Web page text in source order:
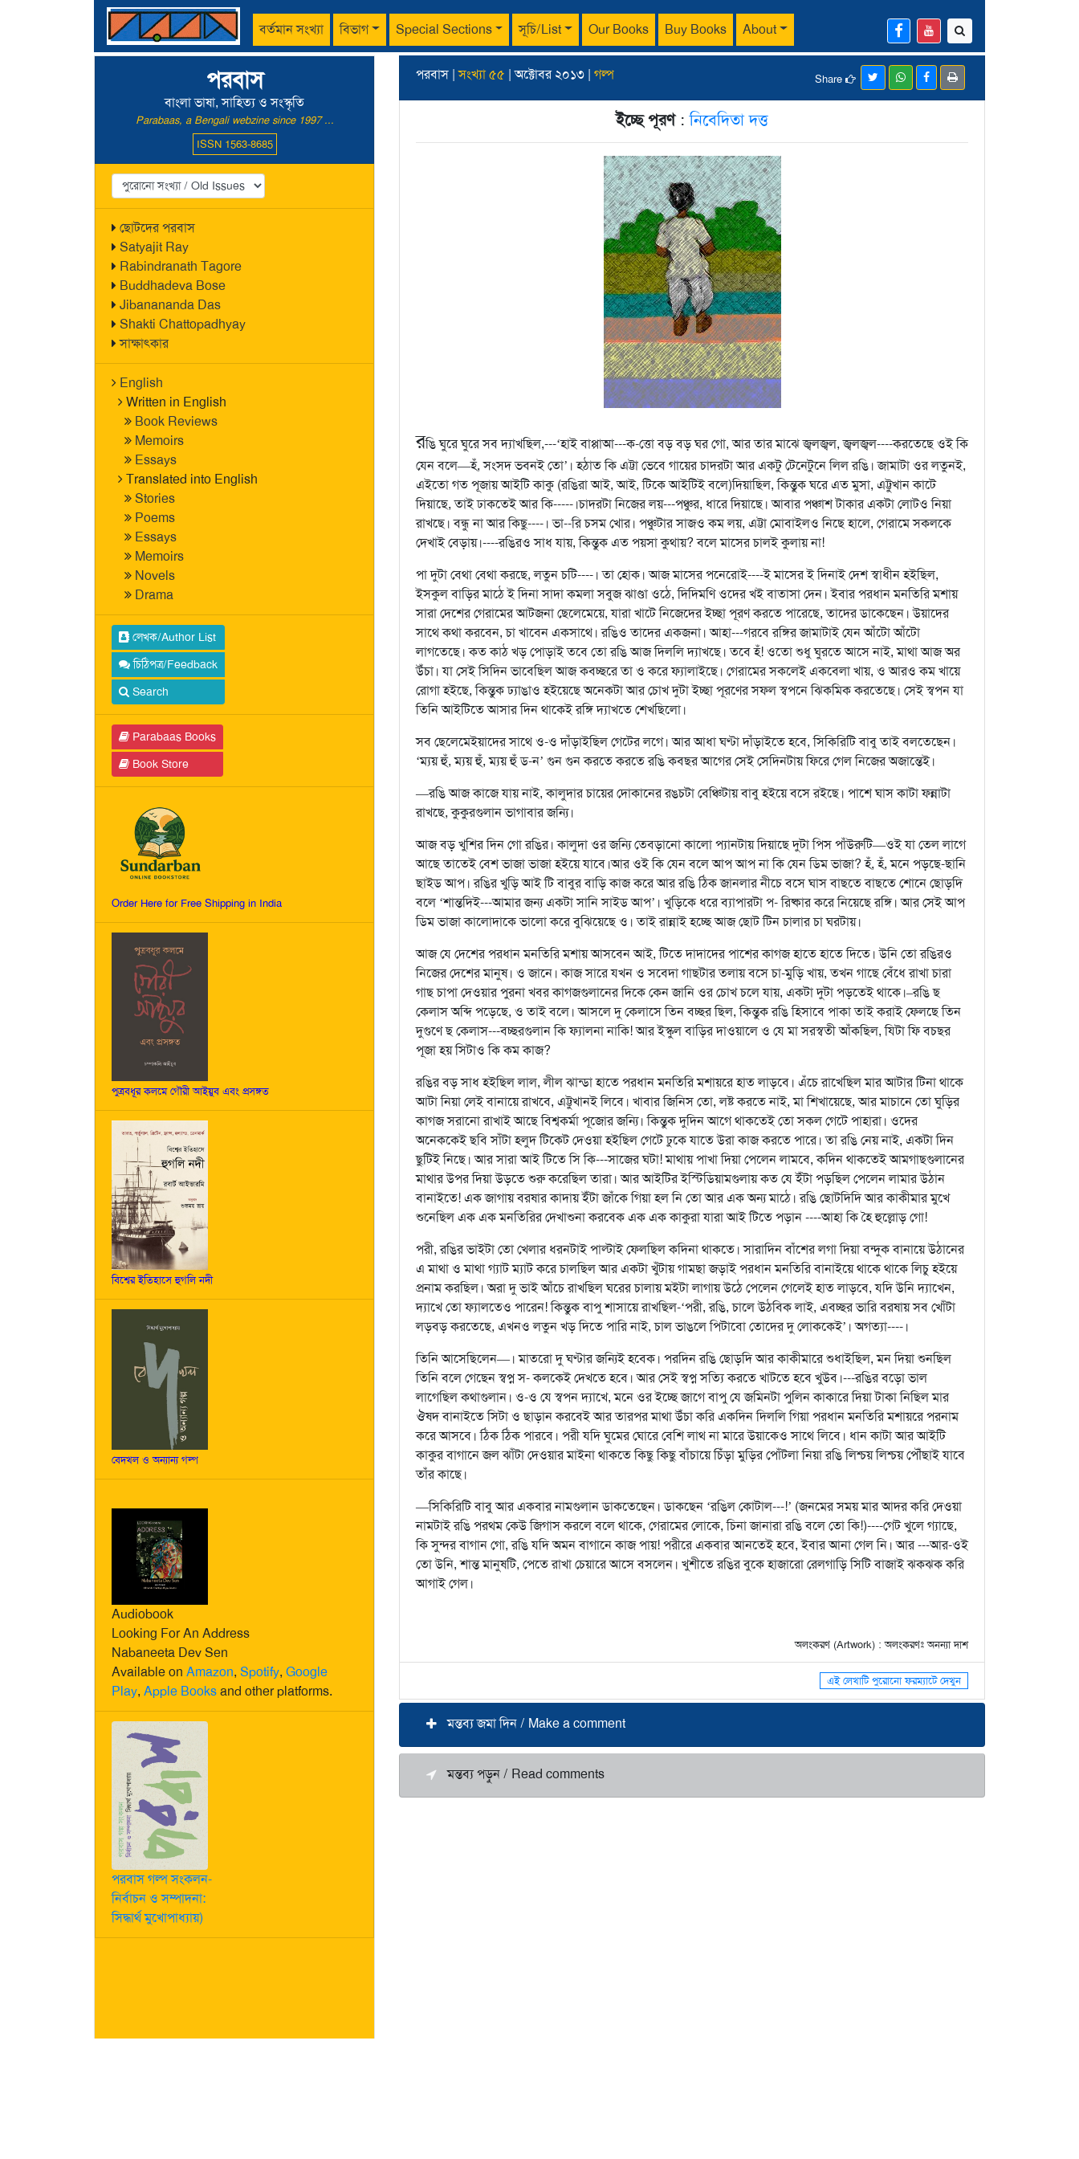
বর্তমান সংখ্যা বিভাগ Special Sections সূচি/List Our Books Buy Books About
পরবাস
বাংলা ভাষা, সাহিত্য ও সংস্কৃতি
Parabaas, a Bengali webzine since 1997 ...
ISSN 1563-8685
ছোটদের পরবাস
Satyajit Ray
Rabindranath Tagore
Buddhadeva Bose
Jibanananda Das
Shakti Chattopadhyay
সাক্ষাৎকার
English
Written in English
Book Reviews
Memoirs
Essays
Translated into English
Stories
Poems
Essays
Memoirs
Novels
Drama
লেখক/Author List
চিঠিপত্র/Feedback
Search
Parabaas Books
Book Store
Order Here for Free Shipping in India
পুত্রবধূর কলমে গৌরী আইয়ুব এবং প্রসঙ্গত
বিশ্বের ইতিহাসে হুগলি নদী
বেদখল ও অন্যান্য গল্প
Audiobook
Looking For An Address
Nabaneeta Dev Sen
Available on Amazon, Spotify, Google
Play, Apple Booksand other platforms.
পরবাস গল্প সংকলন-
নির্বাচন ও সম্পাদনা:
সিদ্ধার্থ মুখোপাধ্যায়)
পরবাস |সংখ্যা ৫৫ | অক্টোবর ২০১৩ | গল্প Share
ইচ্ছে পূরণ:নিবেদিতা দত্ত
রঙি ঘুরে ঘুরে সব দ্যাখছিল,---‘হাই বাপ্পাআ---ক-ত্তো বড় বড় ঘর গো, আর তার মাঝে জ্বলজ্বল, জ্বলজ্বল----করতেছে ওই কি
যেন বলে—হঁ, সংসদ ভবনই তো’। হঠাত কি এট্টা ভেবে গায়ের চাদরটা আর একটু টেনেটুনে লিল রঙি। জামাটা ওর লতুনই,
এইতো গত পূজায় আইটি কাকু (রঙিরা আই, আই, টিকে আইটিই বলে)দিয়াছিল, কিন্তুক ঘরে এত মুসা, এট্টুখান কাটে
দিয়াছে, তাই ঢাকতেই আর কি-----।চাদরটা নিজের লয়---পঞ্চুর, ধারে দিয়াছে। আবার পঞ্চাশ টাকার একটা লোটও নিয়া
রাখছে। বন্ধু না আর কিছু----। ভা--রি চসম খোর। পঞ্চুটার সাজও কম লয়, এট্টা মোবাইলও নিছে হালে, গেরামে সকলকে
দেখাই বেড়ায়।----রঙিরও সাধ যায়, কিন্তুক এত পয়সা কুথায়? বলে মাসের চালই কুলায় না!
পা দুটা বেথা বেথা করছে, লতুন চটি----। তা হোক। আজ মাসের পনেরোই----ই মাসের ই দিনাই দেশ স্বাধীন হইছিল,
ইসকুল বাড়ির মাঠে ই দিনা সাদা কমলা সবুজ ঝাণ্ডা ওঠে, দিদিমণি ওদের খই বাতাসা দেন। ইবার পরধান মনতিরি মশায়
সারা দেশের গেরামের আটজনা ছেলেমেয়ে, যারা খাটে নিজেদের ইচ্ছা পূরণ করতে পারেছে, তাদের ডাকেছেন। উয়াদের
সাথে কথা করবেন, চা খাবেন একসাথে। রঙিও তাদের একজনা। আহা---গরবে রঙ্গির জামাটাই যেন আঁটো আঁটো
লাগতেছে। কত কাঠ খড় পোড়াই তবে তো রঙি আজ দিললি দ্যাখছে। তবে হঁ! ওতো শুধু ঘুরতে আসে নাই, মাথা আজ অর
উঁচা। যা সেই সিদিন ভাবেছিল আজ কবচ্ছরে তা ও করে ফ্যালাইছে। গেরামের সকলেই একবেলা খায়, ও আরও কম খায়ে
রোগা হইছে, কিন্তুক ঢ্যাঙাও হইয়েছে অনেকটা আর চোখ দুটা ইচ্ছা পূরণের সফল স্বপনে ঝিকমিক করতেছে। সেই স্বপন যা
তিনি আইটিতে আসার দিন থাকেই রঙ্গি দ্যাখতে শেখছিলো।
সব ছেলেমেইয়াদের সাথে ও-ও দাঁড়াইছিল গেটের লগে। আর আধা ঘণ্টা দাঁড়াইতে হবে, সিকিরিটি বাবু তাই বলতেছেন।
‘ম্যয় হুঁ, ম্যয় হুঁ, ম্যয় হুঁ ড-ন’ গুন গুন করতে করতে রঙি কবছর আগের সেই সেদিনটায় ফিরে গেল নিজের অজান্তেই।
—রঙি আজ কাজে যায় নাই, কালুদার চায়ের দোকানের রঙচটা বেঞ্চিটায় বাবু হইয়ে বসে রইছে। পাশে ঘাস কাটা ফন্নাটা
রাখছে, কুকুরগুলান ভাগাবার জন্যি।
আজ বড় খুশির দিন গো রঙির। কালুদা ওর জন্যি তেবড়ানো কালো প্যানটায় দিয়াছে দুটা পিস পাঁউরুটি—ওই যা তেল লাগে
আছে তাতেই বেশ ভাজা ভাজা হইয়ে যাবে।আর ওই কি যেন বলে আপ আপ না কি যেন ডিম ভাজা? হঁ, হঁ, মনে পড়ছে-ছানি
ছাইড আপ। রঙির খুড়ি আই টি বাবুর বাড়ি কাজ করে আর রঙি ঠিক জানলার নীচে বসে ঘাস বাছতে বাছতে শোনে ছোড়দি
বলে ‘শান্তদিই---আমার জন্য একটা সানি সাইড আপ’। খুড়িকে ধরে ব্যাপারটা প- রিষ্কার করে নিয়েছে রঙ্গি। আর সেই আপ
ডিম ভাজা কালোদাকে ভালো করে বুঝিয়েছে ও। তাই রান্নাই হচ্ছে আজ ছোট টিন চালার চা ঘরটায়।
আজ যে দেশের পরধান মনতিরি মশায় আসবেন আই, টিতে দাদাদের পাশের কাগজ হাতে হাতে দিতে। উনি তো রঙিরও
নিজের দেশের মানুষ। ও জানে। কাজ সারে যখন ও সবেদা গাছটার তলায় বসে চা-মুড়ি খায়, তখন গাছে বেঁধে রাখা চারা
গাছ চাপা দেওয়ার পুরনা খবর কাগজগুলানের দিকে কেন জানি ওর চোখ চলে যায়, একটা দুটা পড়তেই থাকে।–রঙি ছ
কেলাস অব্দি পড়েছে, ও তাই বলে। আসলে দু কেলাসে তিন বচ্ছর ছিল, কিন্তুক রঙি হিসাবে পাকা তাই করাই ফেলছে তিন
দুগুণে ছ কেলাস---বচ্ছরগুলান কি ফ্যালনা নাকি! আর ইস্কুল বাড়ির দাওয়ালে ও যে মা সরস্বতী আঁকছিল, যিটা ফি বচছর
পূজা হয় সিটাও কি কম কাজ?
রঙির বড় সাধ হইছিল লাল, লীল ঝান্ডা হাতে পরধান মনতিরি মশায়রে হাত লাড়বে। এঁচে রাখেছিল মার আটার টিনা থাকে
আটা নিয়া লেই বানায়ে রাখবে, এট্টুখানই লিবে। খাবার জিনিস তো, লষ্ট করতে নাই, মা শিখায়েছে, আর মাচানে তো ঘুড়ির
কাগজ সরানো রাখাই আছে বিশ্বকর্মা পূজোর জন্যি। কিন্তুক দুদিন আগে থাকতেই তো সকল গেটে পাহারা। ওদের
অনেককেই ছবি সাঁটা হলুদ টিকেট দেওয়া হইছিল গেটে ঢুকে যাতে উরা কাজ করতে পারে। তা রঙি নেয় নাই, একটা দিন
ছুটিই নিছে। আর সারা আই টিতে সি কি---সাজের ঘটা! মাথায় পাখা দিয়া পেলেন লামবে, কদিন থাকতেই আমগাছগুলানের
মাথার উপর দিয়া উড়তে শুরু করেছিল তারা। আর আইটির ইস্টিডিয়ামগুলায় কত যে ইঁটা পড়ছিল পেলেন লামার উঠান
বানাইতে! এক জাগায় বরষার কাদায় ইঁটা জাঁকে গিয়া হল নি তো আর এক অন্য মাঠে। রঙি ছোটদিদি আর কাকীমার মুখে
শুনেছিল এক এক মনতিরির দেখাশুনা করবেক এক এক কাকুরা যারা আই টিতে পড়ান ----আহা কি হৈ হুল্লোড় গো!
পরী, রঙির ভাইটা তো খেলার ধরনটাই পাল্টাই ফেলছিল কদিনা থাকতে। সারাদিন বাঁশের লগা দিয়া বন্দুক বানায়ে উঠানের
এ মাথা ও মাথা গ্যাট ম্যাট করে চালছিল আর একটা খুঁটায় গামছা জড়াই পরধান মনতিরি বানাইয়ে থাকে থাকে লিচু হইয়ে
প্রনাম করছিল। অরা দু ভাই আঁচে রাখছিল ঘরের চালায় মইটা লাগায় উঠে পেলেন গেলেই হাত লাড়বে, যদি উনি দ্যাখেন,
দ্যাখে তো ফ্যালতেও পারেন! কিন্তুক বাপু শাসায়ে রাখছিল-‘পরী, রঙি, চালে উঠবিক লাই, এবচ্ছর ভারি বরষায় সব খোঁটা
লড়বড় করতেছে, এখনও লতুন খড় দিতে পারি নাই, চাল ভাঙলে পিটাবো তোদের দু লোককেই’। অগত্যা----।
তিনি আসেছিলেন—। মাতরো দু ঘণ্টার জন্যিই হবেক। পরদিন রঙি ছোড়দি আর কাকীমারে শুধাইছিল, মন দিয়া শুনছিল
তিনি বলে গেছেন স্বপ্ন স- কলকেই দেখতে হবে। আর সেই স্বপ্ন সত্যি করতে খাটতে হবে খুউব।---রঙির বড়ো ভাল
লাগেছিল কথাগুলান। ও-ও যে স্বপন দ্যাখে, মনে ওর ইচ্ছে জাগে বাপু যে জমিনটা পুলিন কাকারে দিয়া টাকা নিছিল মার
ঔষদ বানাইতে সিটা ও ছাড়ান করবেই আর তারপর মাথা উঁচা করি একদিন দিললি গিয়া পরধান মনতিরি মশায়রে পরনাম
করে আসবে। ঠিক ঠিক পারবে। পরী যদি ঘুমের ঘোরে বেশি লাথ না মারে উয়াকেও সাথে লিবে। ধান কাটা আর আইটি
কাকুর বাগানে জল ঝাঁটা দেওয়ার মাইনা থাকতে কিছু কিছু বাঁচায়ে চিঁড়া মুড়ির পোঁটলা নিয়া রঙি লিশ্চয় লিশ্চয় পৌঁছাই যাবে
তাঁর কাছে।
—সিকিরিটি বাবু আর একবার নামগুলান ডাকতেছেন। ডাকছেন ‘রঙিল কোটাল---!’ (জনমের সময় মার আদর করি দেওয়া
নামটাই রঙি পরথম কেউ জিগাস করলে বলে থাকে, গেরামের লোকে, চিনা জানারা রঙি বলে তো কি!)----গেট খুলে গ্যাছে,
কি সুন্দর বাগান গো, রঙি যদি অমন বাগানে কাজ পায়! পরীরে একবার আনতেই হবে, ইবার আনা গেল নি। আর ---আর-ওই
তো উনি, শান্ত মানুষটি, পেতে রাখা চেয়ারে আসে বসলেন। খুশীতে রঙির বুকে হাজারো রেলগাড়ি সিটি বাজাই ঝকঝক করি
আগাই গেল।
অলংকরণ (Artwork) : অলংকরণঃ অনন্যা দাশ
এই লেখাটি পুরোনো ফরম্যাটে দেখুন
মন্তব্য জমা দিন / Make a comment
মন্তব্য পড়ুন / Read comments